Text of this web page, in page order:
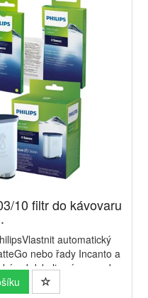
10 filtr do kávovaru
automatický
nebo řady Incanto a
kdykoliv vás napadne.
kompletní ...